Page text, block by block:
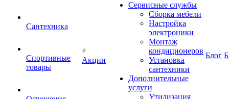
Сантехника
Спортивные
товары
Акции
Сервисные службы
Сборка мебели
Настройка
электроники
Монтаж
кондиционеров
Установка
сантехники
Дополнительные
услуги
Утилизация
Блог